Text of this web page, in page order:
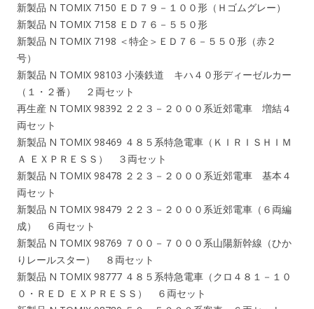
新製品 N TOMIX 7150 ＥＤ７９－１００形（Ｈゴムグレー）
新製品 N TOMIX 7158 ＥＤ７６－５５０形
新製品 N TOMIX 7198 ＜特企＞ＥＤ７６－５５０形（赤２
号）
新製品 N TOMIX 98103 小湊鉄道 キハ４０形ディーゼルカー
（１・２番） ２両セット
再生産 N TOMIX 98392 ２２３－２０００系近郊電車 増結４
両セット
新製品 N TOMIX 98469 ４８５系特急電車（ＫＩＲＩＳＨＩＭ
Ａ ＥＸＰＲＥＳＳ） ３両セット
新製品 N TOMIX 98478 ２２３－２０００系近郊電車 基本４
両セット
新製品 N TOMIX 98479 ２２３－２０００系近郊電車（６両編
成） ６両セット
新製品 N TOMIX 98769 ７００－７０００系山陽新幹線（ひか
りレールスター） ８両セット
新製品 N TOMIX 98777 ４８５系特急電車（クロ４８１－１０
０・ＲＥＤ ＥＸＰＲＥＳＳ） ６両セット